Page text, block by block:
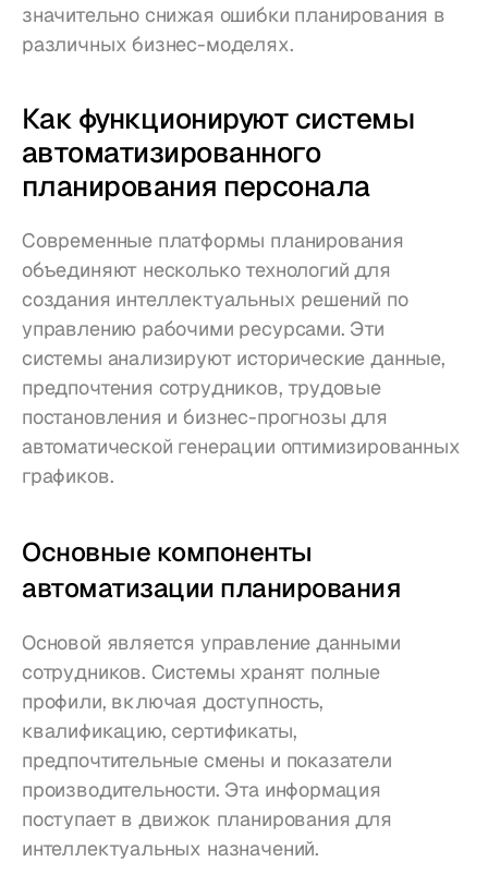
значительно снижая ошибки планирования в
различных бизнес-моделях.
Как функционируют системы
автоматизированного
планирования персонала
Современные платформы планирования
объединяют несколько технологий для
создания интеллектуальных решений по
управлению рабочими ресурсами. Эти
системы анализируют исторические данные,
предпочтения сотрудников, трудовые
постановления и бизнес-прогнозы для
автоматической генерации оптимизированных
графиков.
Основные компоненты
автоматизации планирования
Основой является управление данными
сотрудников. Системы хранят полные
профили, включая доступность,
квалификацию, сертификаты,
предпочтительные смены и показатели
производительности. Эта информация
поступает в движок планирования для
интеллектуальных назначений.